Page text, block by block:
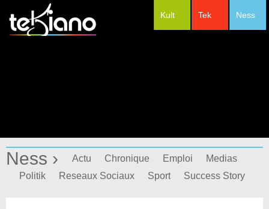
Ness
Tek
Kult
Ness › Actu Chronique Emploi
Medias
Politik
Reseaux Sociaux Sport Success Story